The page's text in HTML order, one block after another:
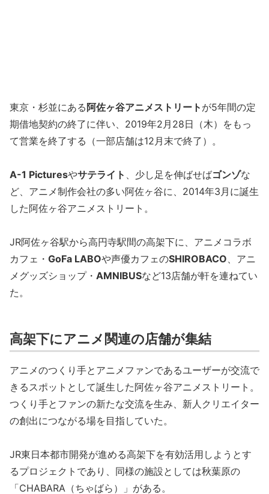
東京・杉並にある 阿佐ヶ谷アニメストリート が5年間の定
期借地契約の終了に伴い、2019年2月28日（木）をもっ
て営業を終了する（一部店舗は12月末で終了）。
A-1 Picturesやサテライト 、少し足を伸ばせばゴンゾな
ど、アニメ制作会社の多い阿佐ヶ谷に、2014年3月に誕生
した阿佐ヶ谷アニメストリート。
JR阿佐ヶ谷駅から高円寺駅間の高架下に、アニメコラボ
カフェ・ GoFa LABOや声優カフェのSHIROBACO、アニ
メグッズショップ・ AMNIBUSなど13店舗が軒を連ねてい
た。
高架下にアニメ関連の店舗が集結
アニメのつくり手とアニメファンであるユーザーが交流で
きるスポットとして誕生した阿佐ヶ谷アニメストリート。
つくり手とファンの新たな交流を生み、新人クリエイター
の創出につながる場を目指していた。
JR東日本都市開発が進める高架下を有効活用しようとす
るプロジェクトであり、同様の施設としては秋葉原の
「CHABARA（ちゃばら）」がある。